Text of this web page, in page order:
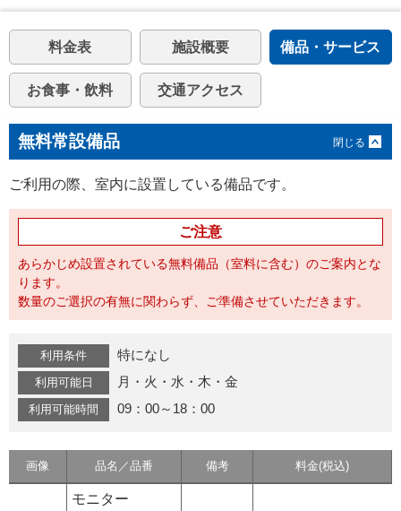
料金表 施設概要 備品・サービス
お食事・飲料 交通アクセス
無料常設備品
ご利用の際、室内に設置している備品です。
ご注意
あらかじめ設置されている無料備品（室料に含む）のご案内とな
ります。
数量のご選択の有無に関わらず、ご準備させていただきます。
利用条件 特になし
利用可能日 月・火・水・木・金
利用可能時間 09：00～18：00
画像 品名／品番 備考 料金(税込)
モニター